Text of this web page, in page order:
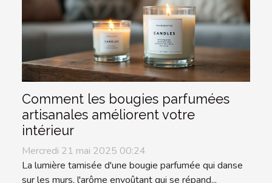
Comment les bougies parfumées
artisanales améliorent votre
intérieur
Mercredi 21 mai 2025 00:24
La lumière tamisée d'une bougie parfumée qui danse
sur les murs, l'arôme envoûtant qui se répand...